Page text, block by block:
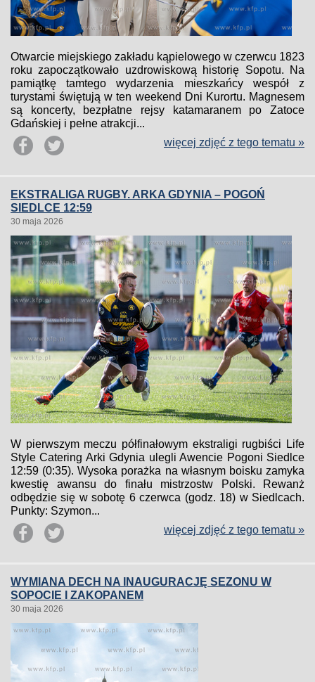
Otwarcie miejskiego zakładu kąpielowego w czerwcu 1823
roku zapoczątkowało uzdrowiskową historię Sopotu. Na
pamiątkę tamtego wydarzenia mieszkańcy wespół z
turystami świętują w ten weekend Dni Kurortu. Magnesem
są koncerty, bezpłatne rejsy katamaranem po Zatoce
Gdańskiej i pełne atrakcji...
więcej zdjęć z tego tematu »
EKSTRALIGA RUGBY. ARKA GDYNIA – POGOŃ
SIEDLCE 12:59
30 maja 2026
W pierwszym meczu półfinałowym ekstraligi rugbiści Life
Style Catering Arki Gdynia ulegli Awencie Pogoni Siedlce
12:59 (0:35). Wysoka porażka na własnym boisku zamyka
kwestię awansu do finału mistrzostw Polski. Rewanż
odbędzie się w sobotę 6 czerwca (godz. 18) w Siedlcach.
Punkty: Szymon...
więcej zdjęć z tego tematu »
WYMIANA DECH NA INAUGURACJĘ SEZONU W
SOPOCIE I ZAKOPANEM
30 maja 2026